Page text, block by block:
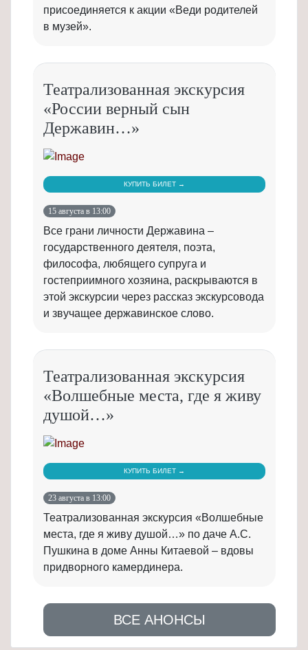
присоединяется к акции «Веди родителей
в музей».
Театрализованная экскурсия
«России верный сын
Державин…»
КУПИТЬ БИЛЕТ →
15 августа в 13:00
Все грани личности Державина –
государственного деятеля, поэта,
философа, любящего супруга и
гостеприимного хозяина, раскрываются в
этой экскурсии через рассказ экскурсовода
и звучащее державинское слово.
Театрализованная экскурсия
«Волшебные места, где я живу
душой…»
КУПИТЬ БИЛЕТ →
23 августа в 13:00
Театрализованная экскурсия «Волшебные
места, где я живу душой…» по даче А.С.
Пушкина в доме Анны Китаевой – вдовы
придворного камердинера.
ВСЕ АНОНСЫ